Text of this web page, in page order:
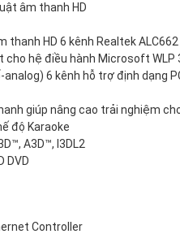
âm thanh HD
thanh HD 6 kênh Realtek ALC662
cho hệ điều hành Microsoft
analog) 6 kênh hỗ trợ định dạng
giúp nâng cao trải nghiệm
độ Karaoke
A3D™, I3DL2
DVD
Controller